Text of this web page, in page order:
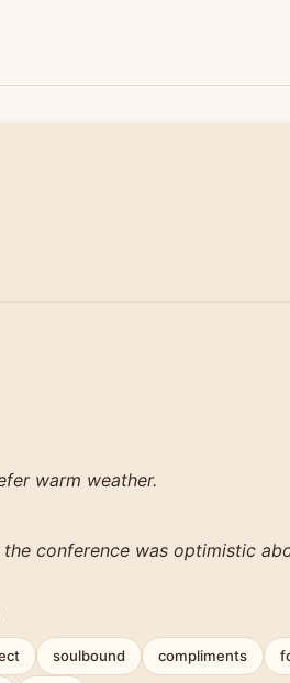
warm weather.
the conference was optimistic
soulbound compliments